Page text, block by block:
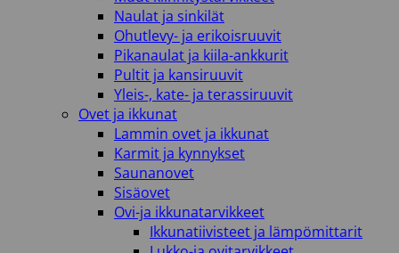
Naulat ja sinkilät
Ohutlevy- ja erikoisruuvit
Pikanaulat ja kiila-ankkurit
Pultit ja kansiruuvit
Yleis-, kate- ja terassiruuvit
Ovet ja ikkunat
Lammin ovet ja ikkunat
Karmit ja kynnykset
Saunanovet
Sisäovet
Ovi-ja ikkunatarvikkeet
Ikkunatiivisteet ja lämpömittarit